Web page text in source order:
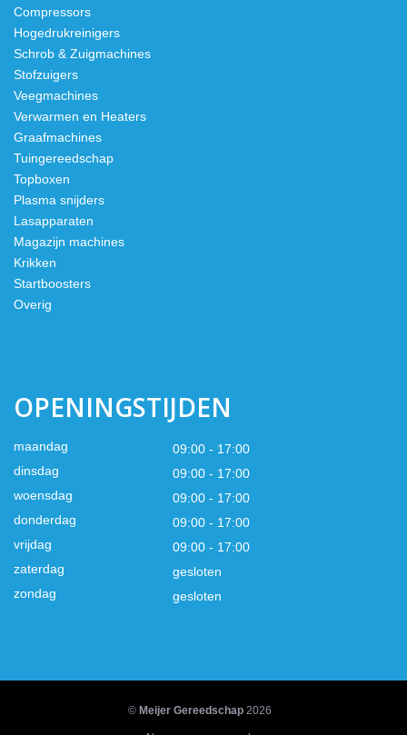
Compressors
Hogedrukreinigers
Schrob & Zuigmachines
Stofzuigers
Veegmachines
Verwarmen en Heaters
Graafmachines
Tuingereedschap
Topboxen
Plasma snijders
Lasapparaten
Magazijn machines
Krikken
Startboosters
Overig
OPENINGSTIJDEN
maandag
09:00 - 17:00
dinsdag
09:00 - 17:00
woensdag
09:00 - 17:00
donderdag
09:00 - 17:00
vrijdag
09:00 - 17:00
zaterdag
gesloten
zondag
gesloten
© Meijer Gereedschap 2026